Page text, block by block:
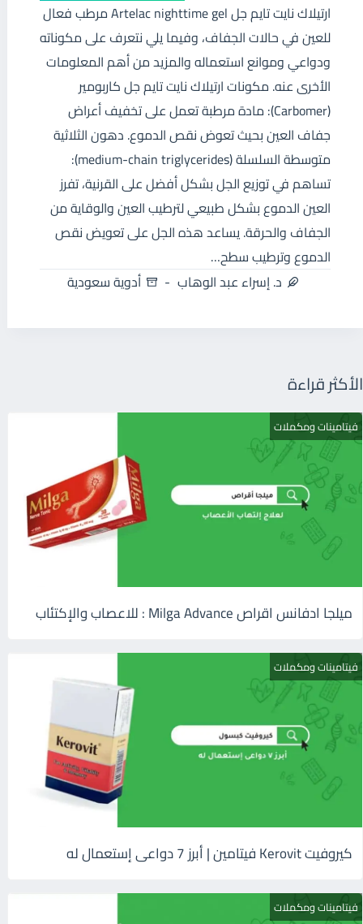
ارتيلاك نايت تايم جل Artelac nighttime gel مرطب فعال
للعين في حالات الجفاف، وفيما يلي نتعرف على مكوناته
ودواعي وموانع استعماله والمزيد من أهم المعلومات
الأخرى عنه. مكونات ارتيلاك نايت تايم جل كاربومير
(Carbomer): مادة مرطبة تعمل على تخفيف أعراض
جفاف العين بحيث تعوض نقص الدموع. دهون الثلاثية
متوسطة السلسلة (medium-chain triglycerides):
تساهم في توزيع الجل بشكل أفضل على القرنية، تفرز
العين الدموع بشكل طبيعي لترطيب العين والوقاية من
الجفاف والحرقة. يساعد هذه الجل على تعويض نقص
الدموع وترطيب سطح…
د. إسراء عبد الوهاب
أدوية سعودية
الأكثر قراءة
فيتامينات ومكملات
ميلجا ادفانس اقراص Milga Advance : للاعصاب والإكتئاب
فيتامينات ومكملات
كيروفيت Kerovit فيتامين | أبرز 7 دواعى إستعمال له
فيتامينات ومكملات